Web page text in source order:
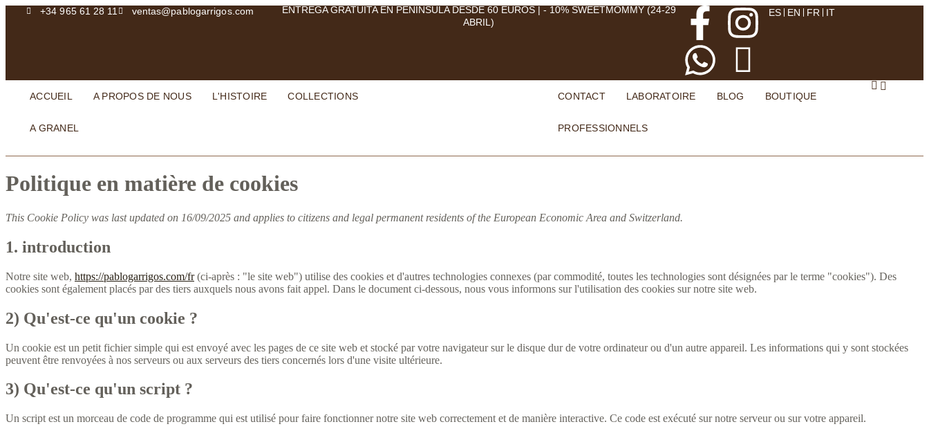
+34 965 61 28 11 ventas@pablogarrigos.com
ENTREGA GRATUITA EN PENÍNSULA DESDE 60 EUROS | - 10% SWEETMOMMY (24-29
ABRIL)
ES EN FR IT
ACCUEIL A PROPOS DE NOUS L'HISTOIRE COLLECTIONS
A GRANEL
CONTACT LABORATOIRE BLOG BOUTIQUE
PROFESSIONNELS
Politique en matière de cookies
This Cookie Policy was last updated on 16/09/2025 and applies to citizens and legal permanent residents of the European Economic Area and Switzerland.
1. introduction
Notre site web, https://pablogarrigos.com/fr(ci-après : "le site web") utilise des cookies et d'autres technologies connexes (par commodité, toutes les technologies sont désignées par le terme "cookies"). Des
cookies sont également placés par des tiers auxquels nous avons fait appel. Dans le document ci-dessous, nous vous informons sur l'utilisation des cookies sur notre site web.
2) Qu'est-ce qu'un cookie ?
Un cookie est un petit fichier simple qui est envoyé avec les pages de ce site web et stocké par votre navigateur sur le disque dur de votre ordinateur ou d'un autre appareil. Les informations qui y sont stockées
peuvent être renvoyées à nos serveurs ou aux serveurs des tiers concernés lors d'une visite ultérieure.
3) Qu'est-ce qu'un script ?
Un script est un morceau de code de programme qui est utilisé pour faire fonctionner notre site web correctement et de manière interactive. Ce code est exécuté sur notre serveur ou sur votre appareil.